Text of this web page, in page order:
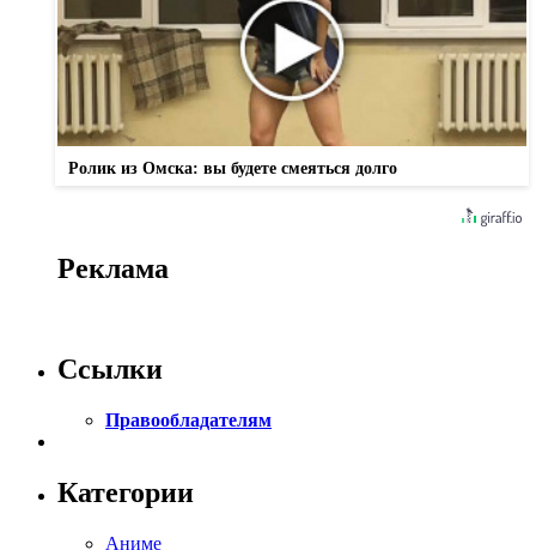
Ролик из Омска: вы будете смеяться долго
Реклама
Ссылки
Правообладателям
Категории
Аниме